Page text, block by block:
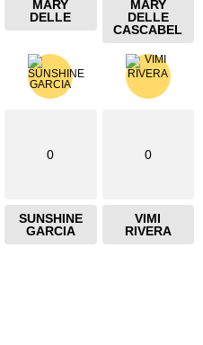
MARY
DELLE
MARY
DELLE
CASCABEL
0
SUNSHINE
GARCIA
0
VIMI
RIVERA